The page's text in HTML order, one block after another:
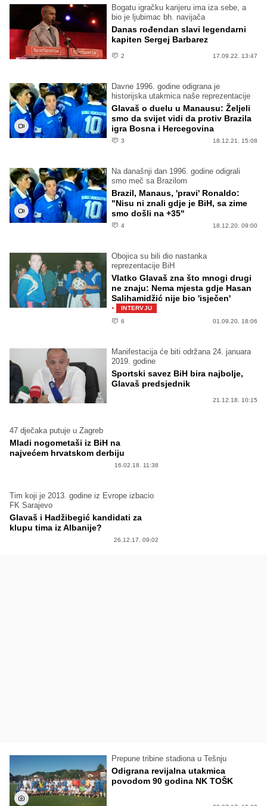
Bogatu igračku karijeru ima iza sebe, a
bio je ljubimac bh. navijača
Danas rođendan slavi legendarni
kapiten Sergej Barbarez
2 17.09.22. 13:47
Davne 1996. godine odigrana je
historijska utakmica naše reprezentacije
Glavaš o duelu u Manausu: Željeli
smo da svijet vidi da protiv Brazila
igra Bosna i Hercegovina
3 18.12.21. 15:08
Na današnji dan 1996. godine odigrali
smo meč sa Brazilom
Brazil, Manaus, 'pravi' Ronaldo:
"Nisu ni znali gdje je BiH, sa zime
smo došli na +35"
4 18.12.20. 09:00
Obojica su bili dio nastanka
reprezentacije BiH
Vlatko Glavaš zna što mnogi drugi
ne znaju: Nema mjesta gdje Hasan
Salihamidžić nije bio 'isječen'
·
INTERVJU
6
01.09.20. 18:06
Manifestacija će biti održana 24. januara
2019. godine
Sportski savez BiH bira najbolje,
Glavaš predsjednik
21.12.18. 10:15
47 dječaka putuje u Zagreb
Mladi nogometaši iz BiH na
najvećem hrvatskom derbiju
16.02.18. 11:38
Tim koji je 2013. godine iz Evrope izbacio
FK Sarajevo
Glavaš i Hadžibegić kandidati za
klupu tima iz Albanije?
26.12.17. 09:02
Prepune tribine stadiona u Tešnju
Odigrana revijalna utakmica
povodom 90 godina NK TOŠK